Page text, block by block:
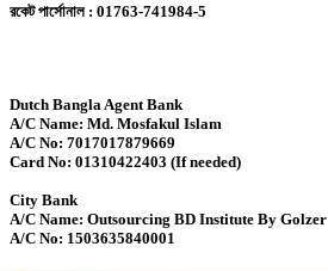
রকেট পার্সোনাল : 01763-741984-5
Dutch Bangla Agent Bank
A/C Name: Md. Mosfakul Islam
A/C No: 7017017879669
Card No: 01310422403 (If needed)
City Bank
A/C Name: Outsourcing BD Institute By Golzer
A/C No: 1503635840001